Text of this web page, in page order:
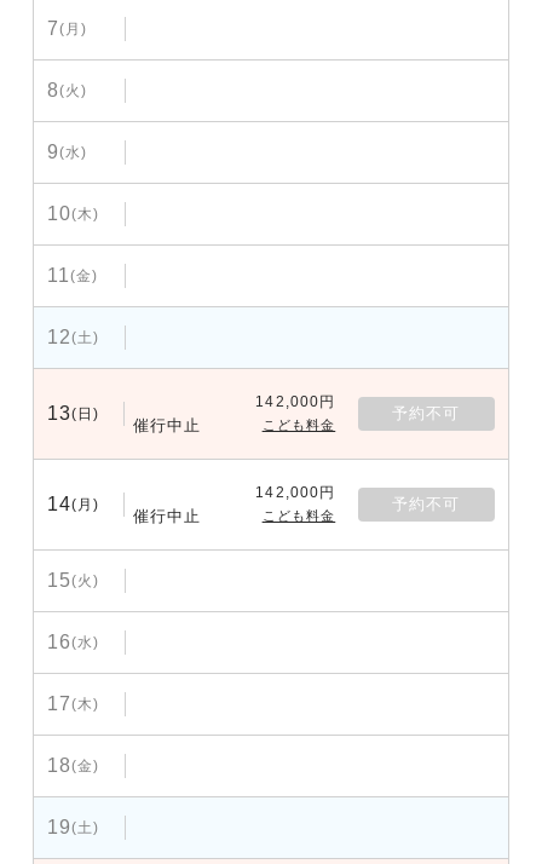
7(月)
8(火)
9(水)
10(木)
11(金)
12(土)
13(日)
催行中止
142,000円
こども料金
予約不可
14(月)
催行中止
142,000円
こども料金
予約不可
15(火)
16(水)
17(木)
18(金)
19(土)